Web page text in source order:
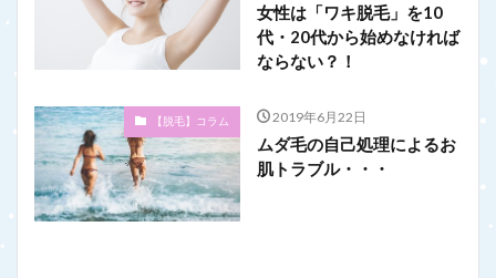
女性は「ワキ脱毛」を10
代・20代から始めなければ
ならない？！
【脱毛】コラム 2019年6月22日
ムダ毛の自己処理によるお
肌トラブル・・・